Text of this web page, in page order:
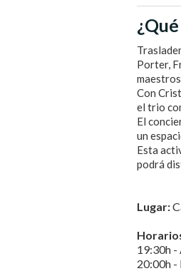
Porter,
Con
el trio
El
un
Esta
podrá
Lugar:
19:30h -
20:00h -